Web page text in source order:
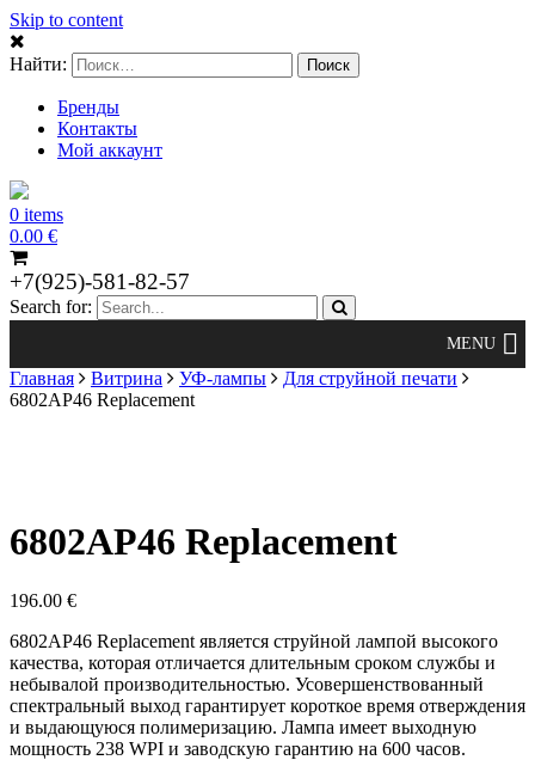
Skip to content
Найти:
Бренды
Контакты
Мой аккаунт
0 items
0.00 €
+7(925)-581-82-57
Search for:
Главная Витрина УФ-лампы
Для струйной печати
6802AP46 Replacement
6802AP46 Replacement
196.00 €
6802AP46 Replacement является струйной лампой высокого
качества, которая отличается длительным сроком службы и
небывалой производительностью. Усовершенствованный
спектральный выход гарантирует короткое время отверждения
и выдающуюся полимеризацию. Лампа имеет выходную
мощность 238 WPI и заводскую гарантию на 600 часов.